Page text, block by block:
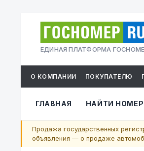
ЕДИНАЯ ПЛАТФОРМА
О КОМПАНИИ ПОКУПАТЕЛЮ
ГЛАВНАЯ НАЙТИ НОМЕР
Продажа государственных
объявления — о продаже